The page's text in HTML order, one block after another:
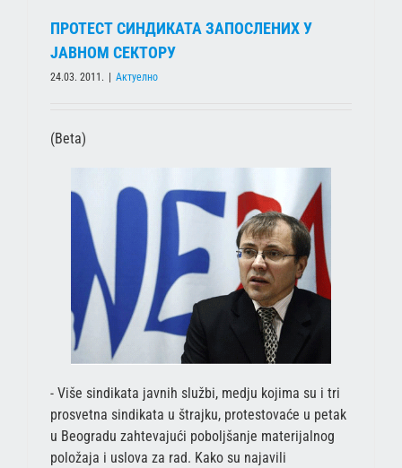
ПРОТЕСТ СИНДИКАТА ЗАПОСЛЕНИХ У
ЈАВНОМ СЕКТОРУ
24.03. 2011. Актуелно
(Beta)
- Više sindikata javnih službi, medju kojima su i tri
prosvetna sindikata u štrajku, protestovaće u petak
u Beogradu zahtevajući poboljšanje materijalnog
položaja i uslova za rad. Kako su najavili